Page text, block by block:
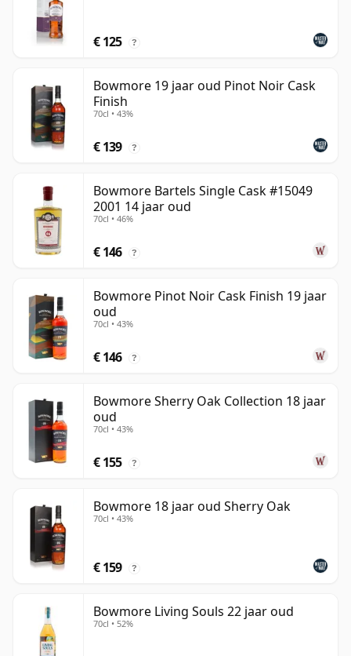
€ 125 ?
Bowmore 19 jaar oud Pinot Noir Cask
Finish
70cl • 43%
€ 139 ?
Bowmore Bartels Single Cask #15049
2001 14 jaar oud
70cl • 46%
€ 146 ?
Bowmore Pinot Noir Cask Finish 19 jaar
oud
70cl • 43%
€ 146 ?
Bowmore Sherry Oak Collection 18 jaar
oud
70cl • 43%
€ 155 ?
Bowmore 18 jaar oud Sherry Oak
70cl • 43%
€ 159 ?
Bowmore Living Souls 22 jaar oud
70cl • 52%